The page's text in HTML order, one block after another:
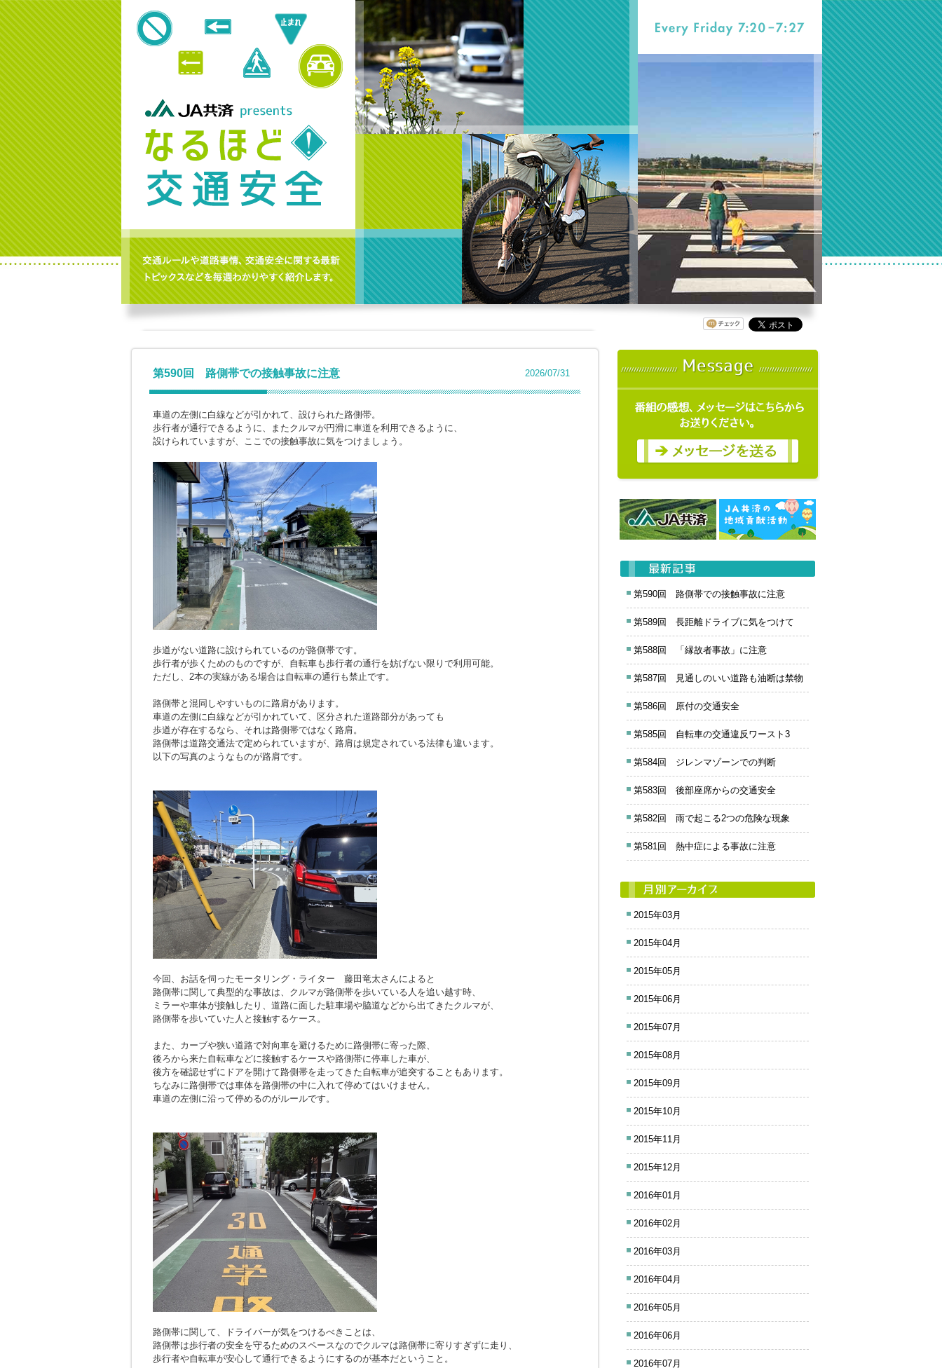
第590回 路側帯での接触事故に注意 2026/07/31
車道の左側に白線などが引かれて、設けられた路側帯。
歩行者が通行できるように、またクルマが円滑に車道を利用できるように、
設けられていますが、ここでの接触事故に気をつけましょう。
歩道がない道路に設けられているのが路側帯です。
歩行者が歩くためのものですが、自転車も歩行者の通行を妨げない限りで利用可能。
ただし、2本の実線がある場合は自転車の通行も禁止です。
路側帯と混同しやすいものに路肩があります。
車道の左側に白線などが引かれていて、区分された道路部分があっても
歩道が存在するなら、それは路側帯ではなく路肩。
路側帯は道路交通法で定められていますが、路肩は規定されている法律も違います。
以下の写真のようなものが路肩です。
今回、お話を伺ったモータリング・ライター 藤田竜太さんによると
路側帯に関して典型的な事故は、クルマが路側帯を歩いている人を追い越す時、
ミラーや車体が接触したり、道路に面した駐車場や脇道などから出てきたクルマが、
路側帯を歩いていた人と接触するケース。
また、カーブや狭い道路で対向車を避けるために路側帯に寄った際、
後ろから来た自転車などに接触するケースや路側帯に停車した車が、
後方を確認せずにドアを開けて路側帯を走ってきた自転車が追突することもあります。
ちなみに路側帯では車体を路側帯の中に入れて停めてはいけません。
車道の左側に沿って停めるのがルールです。
路側帯に関して、ドライバーが気をつけるべきことは、
路側帯は歩行者の安全を守るためのスペースなのでクルマは路側帯に寄りすぎずに走り、
歩行者や自転車が安心して通行できるようにするのが基本だということ。
第590回 路側帯での接触事故に注意
第589回 長距離ドライブに気をつけて
第588回 「縁故者事故」に注意
第587回 見通しのいい道路も油断は禁物
第586回 原付の交通安全
第585回 自転車の交通違反ワースト3
第584回 ジレンマゾーンでの判断
第583回 後部座席からの交通安全
第582回 雨で起こる2つの危険な現象
第581回 熱中症による事故に注意
2015年03月
2015年04月
2015年05月
2015年06月
2015年07月
2015年08月
2015年09月
2015年10月
2015年11月
2015年12月
2016年01月
2016年02月
2016年03月
2016年04月
2016年05月
2016年06月
2016年07月